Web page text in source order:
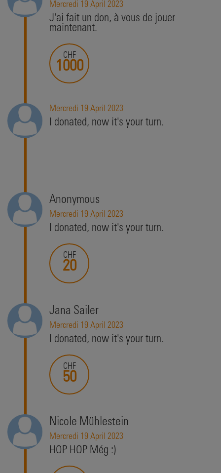
Mercredi 19 April 2023
J'ai fait un don, à vous de jouer
maintenant.
CHF
1000
Mercredi 19 April 2023
I donated, now it's your turn.
Anonymous
Mercredi 19 April 2023
I donated, now it's your turn.
CHF
20
Jana Sailer
Mercredi 19 April 2023
I donated, now it's your turn.
CHF
50
Nicole Mühlestein
Mercredi 19 April 2023
HOP HOP Még :)